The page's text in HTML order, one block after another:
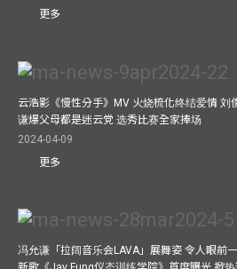
更多
云浩影《慢性分手》MV 火烧梳化终结爱情 刘
谦爆父母都是迷云党 选秀比赛全家捧场
2024-04-09
更多
冯允谦「拉阔音乐会LAVA」展舞姿 令人眼前